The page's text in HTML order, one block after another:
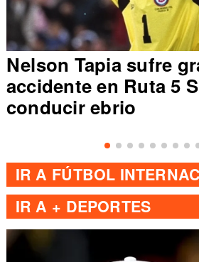
Nelson Tapia sufre
accidente en Ruta 5
conducir ebrio
IR A FÚTBOL
IR A + DEPORTES